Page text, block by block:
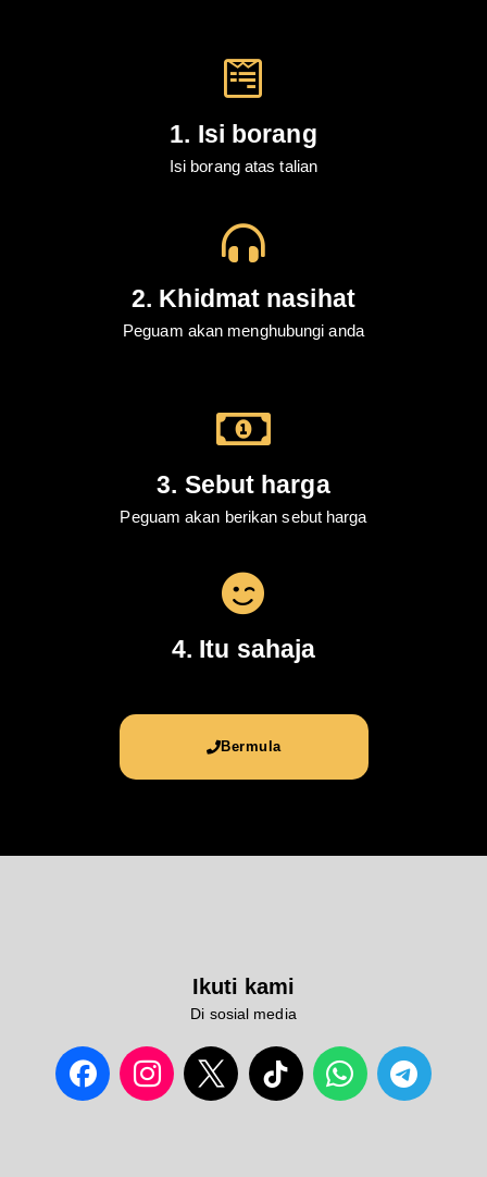
1. Isi borang
Isi borang atas talian
2. Khidmat nasihat
Peguam akan menghubungi anda
3. Sebut harga
Peguam akan berikan sebut harga
4. Itu sahaja
Bermula
Ikuti kami
Di sosial media